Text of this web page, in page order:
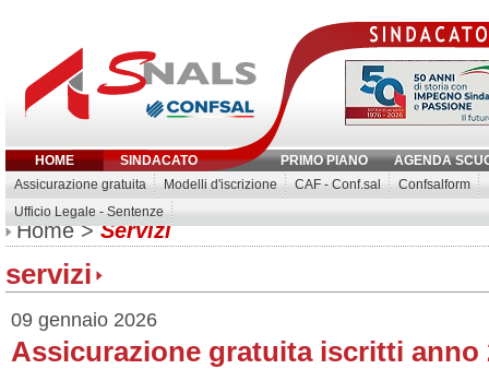
HOME SINDACATO PRIMO PIANO
AGENDA
Assicurazione gratuita
Modelli d'iscrizione CAF - Conf.sal Confsalform
Ufficio Legale - Sentenze
Inserisci parola chiave:
Home>Servizi
servizi
09 gennaio 2026
Assicurazione gratuita iscritti anno